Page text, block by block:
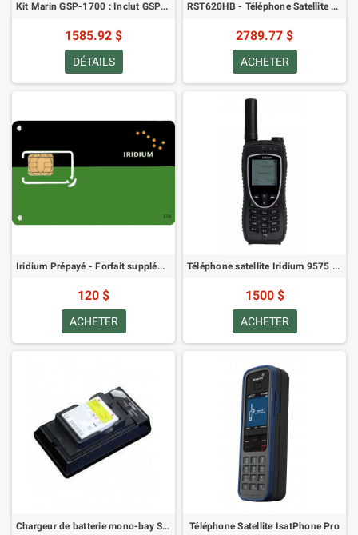
Kit Marin GSP-1700 : Inclut GSP-1700S-EU, GIK-1700-MR, GIK-32-EXTEND, GPH-1700, GDC-1700-CBL, GDC-1700CD-EU
1585.92 $
DÉTAILS
RST620HB - Téléphone Satellite Fixe - Pack Mains Libres
2789.77 $
ACHETER
Iridium Prépayé - Forfait supplémentaire de 100 minutes (0 jours de validité)
120 $
ACHETER
Téléphone satellite Iridium 9575 Extreme
1500 $
ACHETER
Chargeur de batterie mono-bay SatStation pour 9500/9505/9505A - Alimentation US Téléphone Satellite IsatPhone Pro